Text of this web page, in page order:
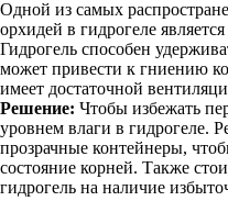
Одной из самых
орхидей в гидрогеле
Гидрогель способен
может привести к гниению
имеет достаточной
Решение: Чтобы избежать
уровнем влаги в гидрогеле.
прозрачные контейнеры,
состояние корней. Также
гидрогель на наличие